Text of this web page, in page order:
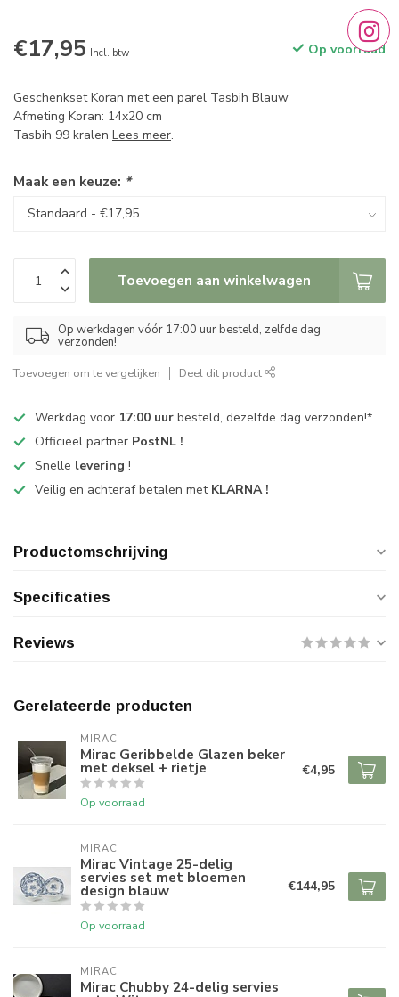
€17,95 Incl. btw Op voorraad
Geschenkset Koran met een parel Tasbih Blauw
Afmeting Koran: 14x20 cm
Tasbih 99 kralen Lees meer.
Maak een keuze: *
Toevoegen aan winkelwagen
Op werkdagen vóór 17:00 uur besteld, zelfde dag
verzonden!
Toevoegen om te vergelijken Deel dit product
Werkdag voor 17:00 uur besteld, dezelfde dag verzonden!*
Officieel partner PostNL !
Snelle levering !
Veilig en achteraf betalen met KLARNA !
Productomschrijving
Specificaties
Reviews
Gerelateerde producten
MIRAC
Mirac Geribbelde Glazen beker
met deksel + rietje
Op voorraad
€4,95
MIRAC
Mirac Vintage 25-delig
servies set met bloemen
design blauw
Op voorraad
€144,95
MIRAC
Mirac Chubby 24-delig servies